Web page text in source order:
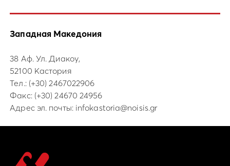
Западная Македония
38 Аф. Ул. Диакоу,
52100 Кастория
Тел.: (+30) 2467022906
Факс: (+30) 24670 24956
Адрес эл. почты: infokastoria@noisis.gr